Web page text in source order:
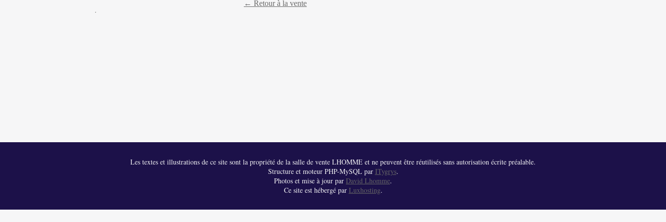
← Retour à la vente
Les textes et illustrations de ce site sont la propriété de la salle de vente LHOMME et ne peuvent être réutilisés sans autorisation écrite préalable.
Structure et moteur PHP-MySQL par ITygrys.
Photos et mise à jour par David Lhomme.
Ce site est hébergé par Luxhosting.